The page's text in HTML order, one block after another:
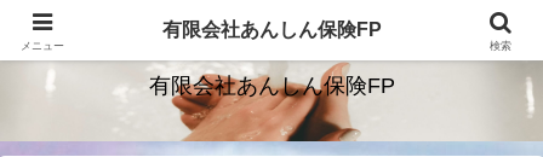
保険を通じて安心をお届けします。
有限会社あんしん保険FP
メニュー
有限会社あんしん保険FP
検索